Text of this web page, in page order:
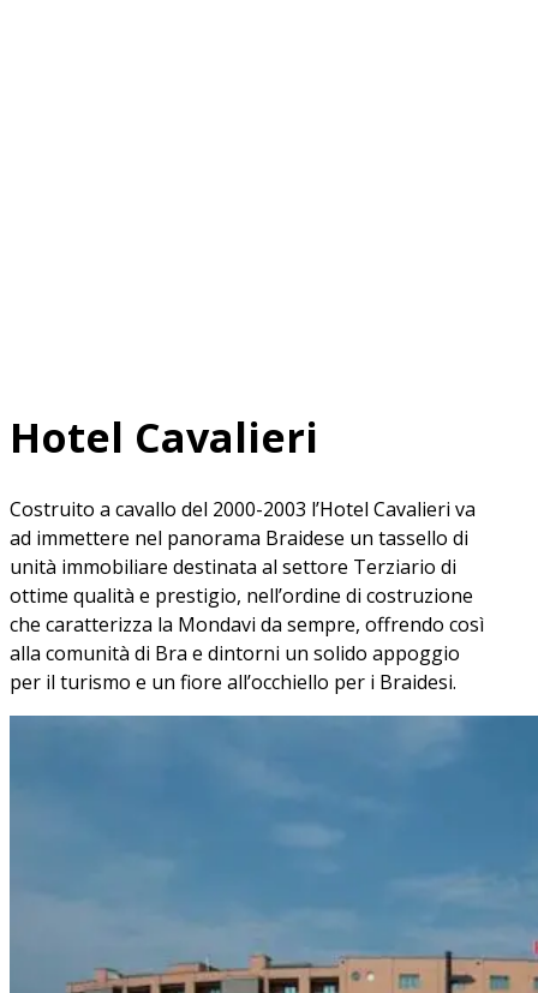
Hotel Cavalieri
Costruito a cavallo del 2000-2003 l’Hotel Cavalieri va
ad immettere nel panorama Braidese un tassello di
unità immobiliare destinata al settore Terziario di
ottime qualità e prestigio, nell’ordine di costruzione
che caratterizza la Mondavi da sempre, offrendo così
alla comunità di Bra e dintorni un solido appoggio
per il turismo e un fiore all’occhiello per i Braidesi.